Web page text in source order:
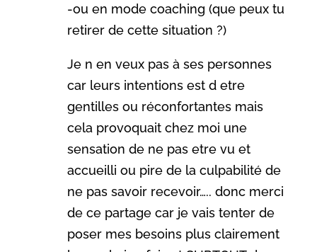
-ou en mode coaching (que peux tu
retirer de cette situation ?)
Je n en veux pas à ses personnes
car leurs intentions est d etre
gentilles ou réconfortantes mais
cela provoquait chez moi une
sensation de ne pas etre vu et
accueilli ou pire de la culpabilité de
ne pas savoir recevoir….. donc merci
de ce partage car je vais tenter de
poser mes besoins plus clairement